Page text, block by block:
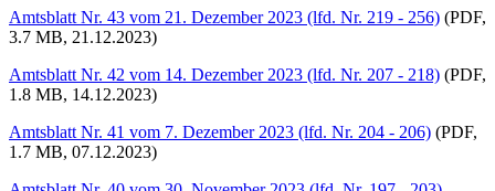
Amtsblatt Nr. 43 vom 21. Dezember 2023 (lfd. Nr. 219 - 256) (PDF,
3.7 MB, 21.12.2023)
Amtsblatt Nr. 42 vom 14. Dezember 2023 (lfd. Nr. 207 - 218) (PDF,
1.8 MB, 14.12.2023)
Amtsblatt Nr. 41 vom 7. Dezember 2023 (lfd. Nr. 204 - 206) (PDF,
1.7 MB, 07.12.2023)